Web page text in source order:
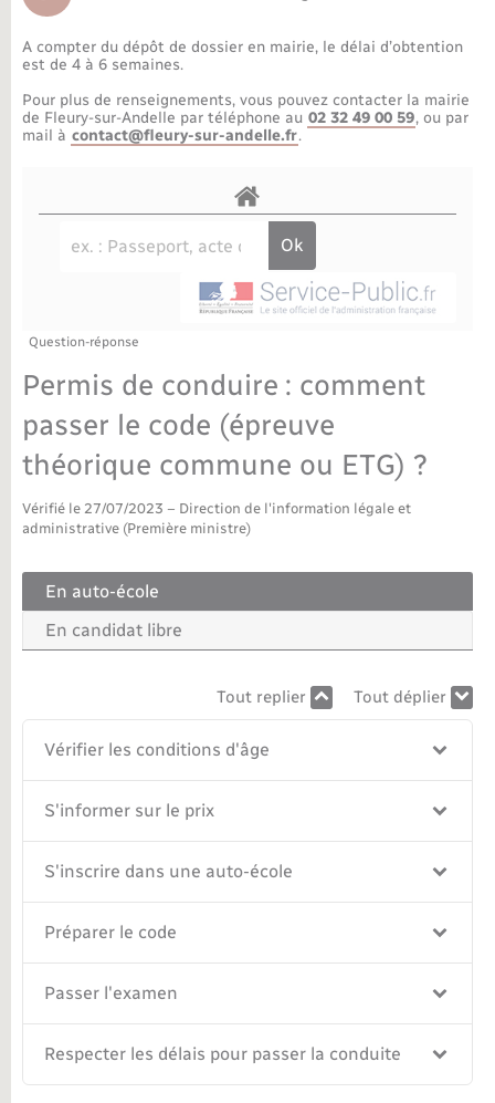
Parrainage civil
Recensement militaire
Petite enfance
Info jeunes
Associations
Bibliothèques
Tourisme
Nouvel habitant
Nouvelle activité
Numérique
Organisation d’événement
Sécurité - Prévention
Seniors
Transports
Bornes de recharge électrique
Voirie et espace public
Travaux - Autorisation d’occupation de l’espace
public
Publications
Agenda
La Communauté de communes
A compter du dépôt de dossier en mairie, le délai d’obtention
est de 4 à 6 semaines.
Pour plus de renseignements, vous pouvez contacter la mairie
de Fleury-sur-Andelle par téléphone au 02 32 49 00 59, ou par
mail à contact@fleury-sur-andelle.fr.
Question-réponse
Permis de conduire : comment
passer le code (épreuve
théorique commune ou ETG) ?
Vérifié le 27/07/2023 – Direction de l'information légale et
administrative (Première ministre)
En auto-école
En candidat libre
Tout replier Tout déplier
Vérifier les conditions d'âge
S'informer sur le prix
S'inscrire dans une auto-école
Préparer le code
Passer l'examen
Respecter les délais pour passer la conduite